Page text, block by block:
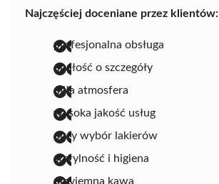
Najczęściej doceniane przez klientów:
profesjonalna obsługa
dbałość o szczegóły
miła atmosfera
wysoka jakość usług
duży wybór lakierów
sterylność i higiena
przyjemna kawa